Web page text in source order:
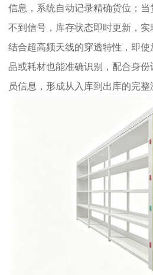
信息，系统自动记录精确货位；
不到信号，库存状态即时更新，实
结合超高频天线的穿透特性，即
品或耗材也能准确识别，配合身份
员信息，形成从入库到出库的完整